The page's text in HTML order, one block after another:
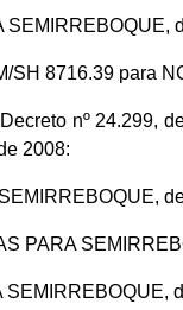
SH 8716.39 para
nº 24.299,
2008:
PARA